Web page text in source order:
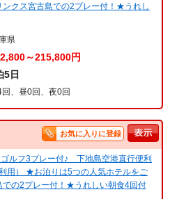
クス宮古島での2プレー付！★うれし
県
～215,800円
5日
回、昼0回、夜0回
お気に入りに登録
ゴルフ3プレー付♪ 下地島空港直行便利
用） ★お泊りは5つの人気ホテルをご
の2プレー付！★うれしい朝食4回付